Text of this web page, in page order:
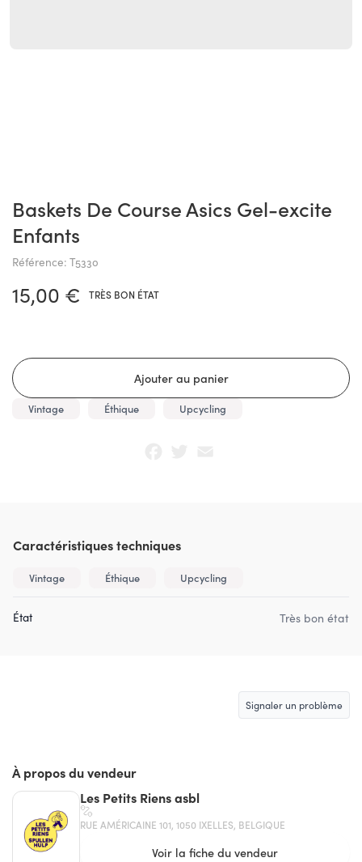
Baskets De Course Asics Gel-excite
Enfants
Référence: T5330
15,00 € TRÈS BON ÉTAT
Vintage Éthique Upcycling
Caractéristiques techniques
Vintage Éthique Upcycling
État Très bon état
Signaler un problème
À propos du vendeur
Les Petits Riens asbl
RUE AMÉRICAINE 101, 1050 IXELLES, BELGIQUE
Voir la fiche du vendeur